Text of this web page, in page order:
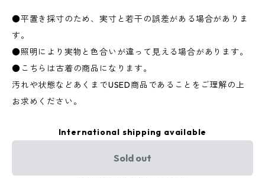
●平置き採寸のため、実寸と若干の誤差がある場合がありま
す。
●照明により実物と色合いが違って見える場合があります。
●こちらは古着の商品になります。
汚れや状態などあくまでUSED商品であることをご理解の上
お求めください。
International shipping available
Sold out